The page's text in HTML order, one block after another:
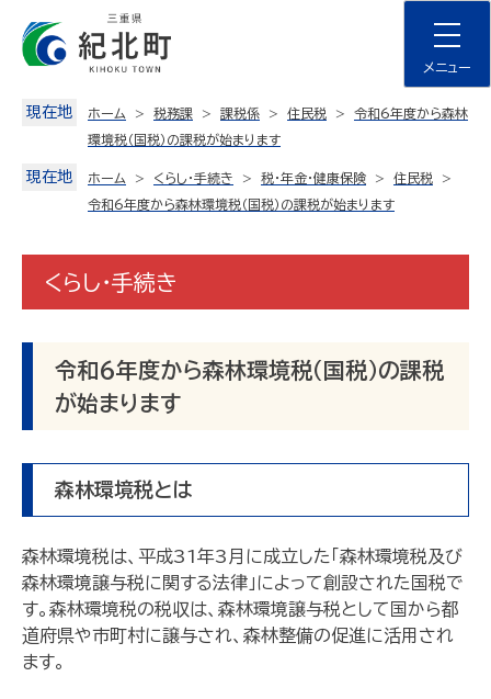
content
メニュー
現在地 ホーム 税務課 課税係 住民税
令和6年度から森林
環境税（国税）の課税が始まります
現在地 ホーム くらし・手続き 税・年金・健康保険
住民税
令和6年度から森林環境税（国税）の課税が始まります
くらし・手続き
令和6年度から森林環境税（国税）の課税
が始まります
森林環境税とは
森林環境税は、平成31年3月に成立した「森林環境税及び
森林環境譲与税に関する法律」によって創設された国税で
す。森林環境税の税収は、森林環境譲与税として国から都
道府県や市町村に譲与され、森林整備の促進に活用され
ます。